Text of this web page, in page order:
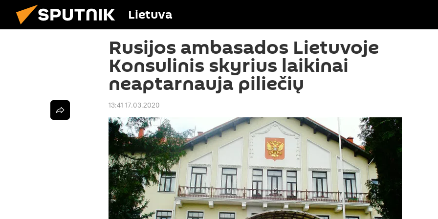
Lietuva
Rusijos ambasados Lietuvoje
Konsulinis skyrius laikinai
neaptarnauja piliečių
13:41 17.03.2020